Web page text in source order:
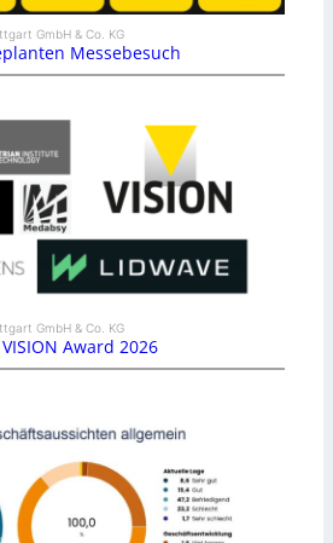
GmbH & Co. KG
Messebesuch
GmbH & Co. KG
Award 2026